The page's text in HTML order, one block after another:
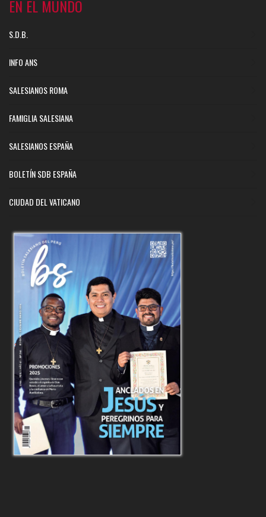
EN EL MUNDO
S.D.B.
INFO ANS
SALESIANOS ROMA
FAMIGLIA SALESIANA
SALESIANOS ESPAÑA
BOLETÍN SDB ESPAÑA
CIUDAD DEL VATICANO